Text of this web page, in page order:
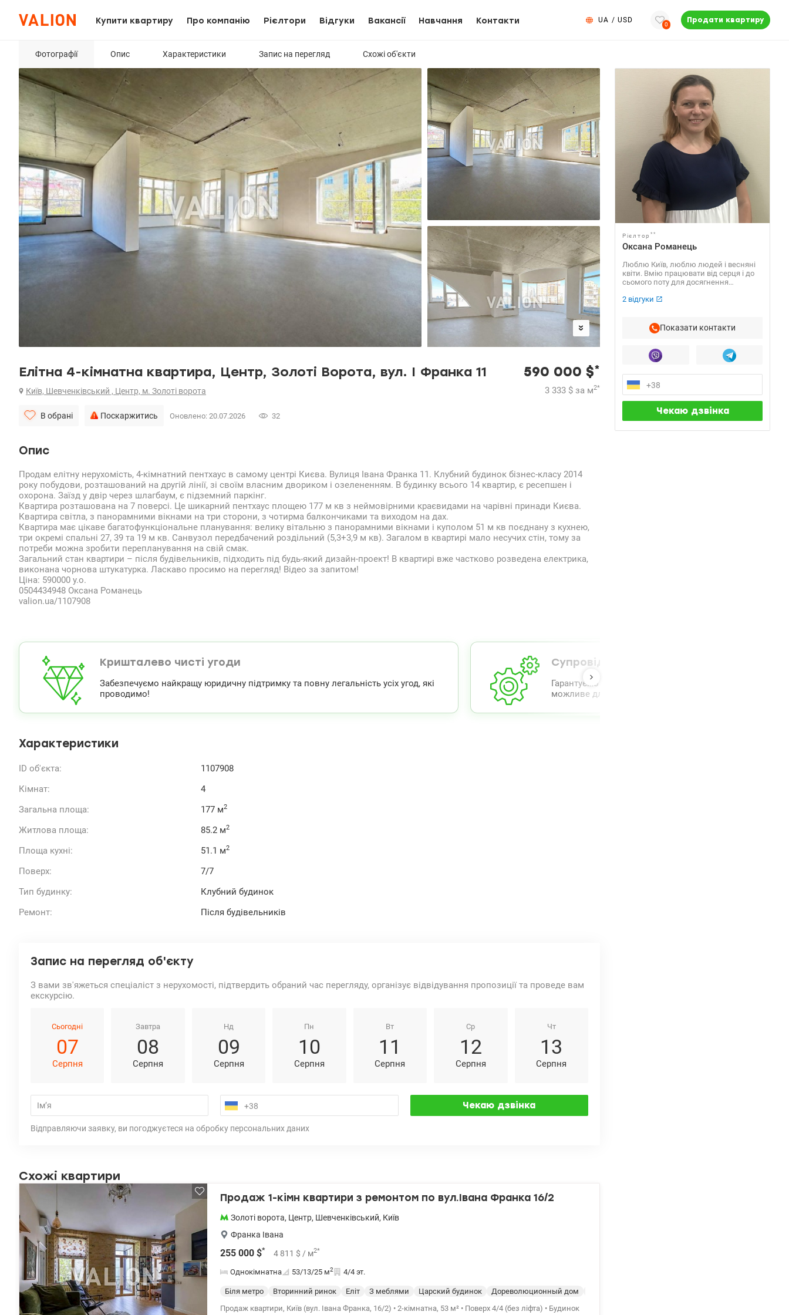
Купити квартиру Про компанію Рієлтори Відгуки Вакансії Навчання Контакти UA / USD
0
Продати квартиру
Фотографії Опис Характеристики Запис на перегляд Схожі об'єкти
Елітна 4-кімнатна квартира, Центр, Золоті Ворота, вул. І Франка 11
Київ, Шевченківський , Центр, м. Золоті ворота
В обрані Поскаржитись Оновлено: 20.07.2026 32
590 000 $*
3 333 $ за м2*
Опис
Продам елітну нерухомість, 4-кімнатний пентхаус в самому центрі Києва. Вулиця Івана Франка 11. Клубний будинок бізнес-класу 2014
року побудови, розташований на другій лінії, зі своїм власним двориком і озелененням. В будинку всього 14 квартир, є ресепшен і
охорона. Заїзд у двір через шлагбаум, є підземний паркінг.
Квартира розташована на 7 поверсі. Це шикарний пентхаус площею 177 м кв з неймовірними краєвидами на чарівні принади Києва.
Квартира світла, з панорамними вікнами на три сторони, з чотирма балкончиками та виходом на дах.
Квартира має цікаве багатофункціональне планування: велику вітальню з панорамними вікнами і куполом 51 м кв поєднану з кухнею,
три окремі спальні 27, 39 та 19 м кв. Санвузол передбачений роздільний (5,3+3,9 м кв). Загалом в квартирі мало несучих стін, тому за
потреби можна зробити перепланування на свій смак.
Загальний стан квартири – після будівельників, підходить під будь-який дизайн-проект! В квартирі вже частково розведена електрика,
виконана чорнова штукатурка. Ласкаво просимо на перегляд! Відео за запитом!
Ціна: 590000 у.о.
0504434948 Оксана Романець
valion.ua/1107908
Кришталево чисті угоди
Забезпечуємо найкращу юридичну підтримку та повну легальність усіх угод, які
проводимо!
Супровід від А до Я
Гарантуємо повний комплекс супроводу та
можливе для полегшення процесу.
Характеристики
ID об'єкта:
1107908
Кімнат:
4
Загальна площа:
177 м2
Житлова площа: 85.2 м2
Площа кухні: 51.1 м2
Поверх:
7/7
Тип будинку:
Клубний будинок
Ремонт:
Після будівельників
Запис на перегляд об'єкту
З вами зв'яжеться спеціаліст з нерухомості, підтвердить обраний час перегляду, організує відвідування пропозиції та проведе вам
екскурсію.
Сьогодні
07
Серпня
Завтра
08
Серпня
Нд
09
Серпня
Пн
10
Серпня
Вт
11
Серпня
Ср
12
Серпня
Чт
13
Серпня
Відправляючи заявку, ви погоджуєтеся на обробку персональних даних
Схожі квартири
Продаж 1-кімн квартири з ремонтом по вул.Івана Франка 16/2
Золоті ворота, Центр, Шевченківський, Київ
Франка Івана
255 000 $* 4 811 $ / м2*
Однокімнатна 53/13/25 м2 4/4 эт.
Біля метро Вторинний ринок Еліт З меблями Царский будинок Дореволюционный дом
Продаж квартири, Київ (вул. Івана Франка, 16/2) • 2-кімнатна, 53 м² • Поверх 4/4 (без ліфта) • Будинок
Рієлтор **
Оксана Романець
Люблю Київ, люблю людей і весняні
квіти. Вмію працювати від серця і до
сьомого поту для досягнення
2 відгуки
Показати контакти